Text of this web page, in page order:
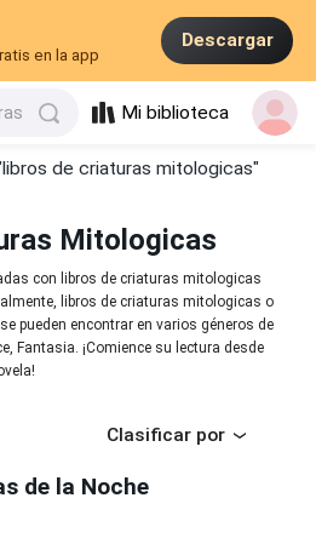
en la app
Descargar
Mi biblioteca
de criaturas mitologicas"
Mitologicas
con libros de criaturas mitologicas
libros de criaturas mitologicas o
pueden encontrar en varios géneros de
Fantasia. ¡Comience su lectura desde
Clasificar por
de la Noche